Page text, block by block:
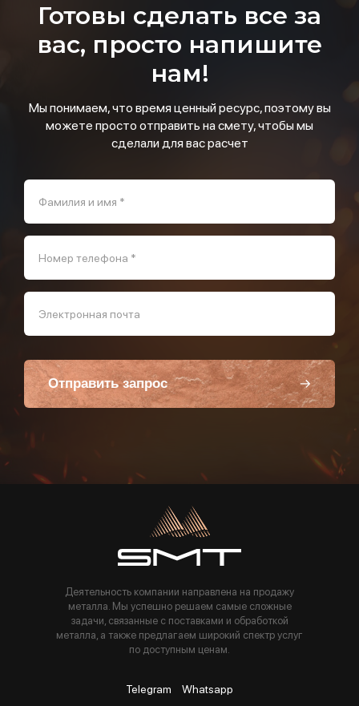
Готовы сделать все за
вас, просто напишите
нам!
Мы понимаем, что время ценный ресурс, поэтому вы
можете просто отправить на смету, чтобы мы
сделали для вас расчет
Фамилия и имя *
Номер телефона *
Электронная почта
Отправить запрос
Пользуясь данной формой вы соглашаетесь с политикой компании
Деятельность компании направлена на продажу
металла. Мы успешно решаем самые сложные
задачи, связанные с поставками и обработкой
металла, а также предлагаем широкий спектр услуг
по доступным ценам.
Telegram Whatsapp